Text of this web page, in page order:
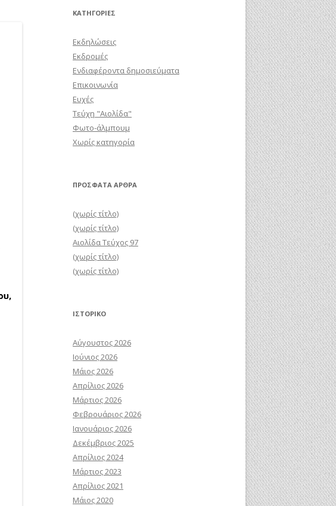
KΑΤΗΓΟΡΊΕΣ
Εκδηλώσεις
Εκδρομές
Ενδιαφέροντα δημοσιεύματα
Επικοινωνία
Ευχές
Τεύχη "Αιολίδα"
Φωτο-άλμπουμ
Χωρίς κατηγορία
ΠΡΌΣΦΑΤΑ ΆΡΘΡΑ
(χωρίς τίτλο)
(χωρίς τίτλο)
Αιολίδα Τεύχος 97
(χωρίς τίτλο)
(χωρίς τίτλο)
ΙΣΤΟΡΙΚΌ
Αύγουστος 2026
Ιούνιος 2026
Μάιος 2026
Απρίλιος 2026
Μάρτιος 2026
Φεβρουάριος 2026
Ιανουάριος 2026
Δεκέμβριος 2025
Απρίλιος 2024
Μάρτιος 2023
Απρίλιος 2021
Μάιος 2020